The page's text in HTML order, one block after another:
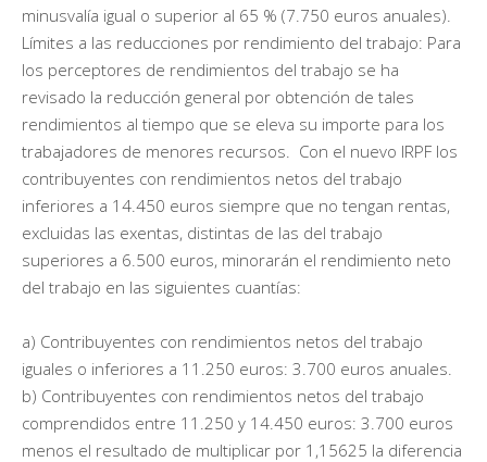
minusvalía igual o superior al 65 % (7.750 euros anuales).
Límites a las reducciones por rendimiento del trabajo: Para
los perceptores de rendimientos del trabajo se ha
revisado la reducción general por obtención de tales
rendimientos al tiempo que se eleva su importe para los
trabajadores de menores recursos. Con el nuevo IRPF los
contribuyentes con rendimientos netos del trabajo
inferiores a 14.450 euros siempre que no tengan rentas,
excluidas las exentas, distintas de las del trabajo
superiores a 6.500 euros, minorarán el rendimiento neto
del trabajo en las siguientes cuantías:
a) Contribuyentes con rendimientos netos del trabajo
iguales o inferiores a 11.250 euros: 3.700 euros anuales.
b) Contribuyentes con rendimientos netos del trabajo
comprendidos entre 11.250 y 14.450 euros: 3.700 euros
menos el resultado de multiplicar por 1,15625 la diferencia